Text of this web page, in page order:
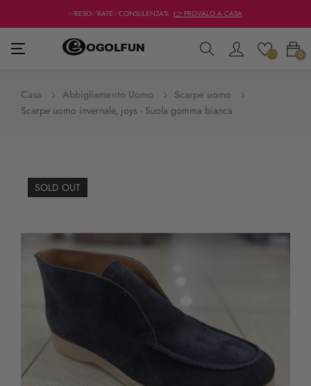
✅RESO✅RATE✅CONSULENZA% 👉 PROVALO A CASA
navigazione
☰ 0
Casa Abbigliamento Uomo
Scarpe uomo
Scarpe uomo invernale, joys - Suola gomma bianca
SOLD OUT